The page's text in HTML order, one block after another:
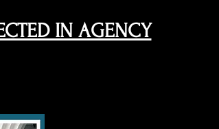
IN AGENCY